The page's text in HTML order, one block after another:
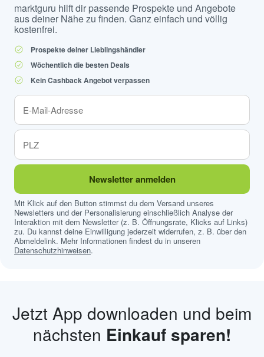
marktguru hilft dir passende Prospekte und Angebote
aus deiner Nähe zu finden. Ganz einfach und völlig
kostenfrei.
Prospekte deiner Lieblingshändler
Wöchentlich die besten Deals
Kein Cashback Angebot verpassen
Newsletter anmelden
Mit Klick auf den Button stimmst du dem Versand unseres
Newsletters und der Personalisierung einschließlich Analyse der
Interaktion mit dem Newsletter (z. B. Öffnungsrate, Klicks auf Links)
zu. Du kannst deine Einwilligung jederzeit widerrufen, z. B. über den
Abmeldelink. Mehr Informationen findest du in unseren
Datenschutzhinweisen.
Jetzt App downloaden und beim
nächsten Einkauf sparen!